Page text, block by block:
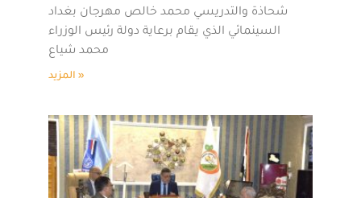
شحاذة والتدريسي محمد خالص مهرجان بغداد
السينمائي الذي يقام برعاية دولة رئيس الوزراء
محمد شياع
المزيد »